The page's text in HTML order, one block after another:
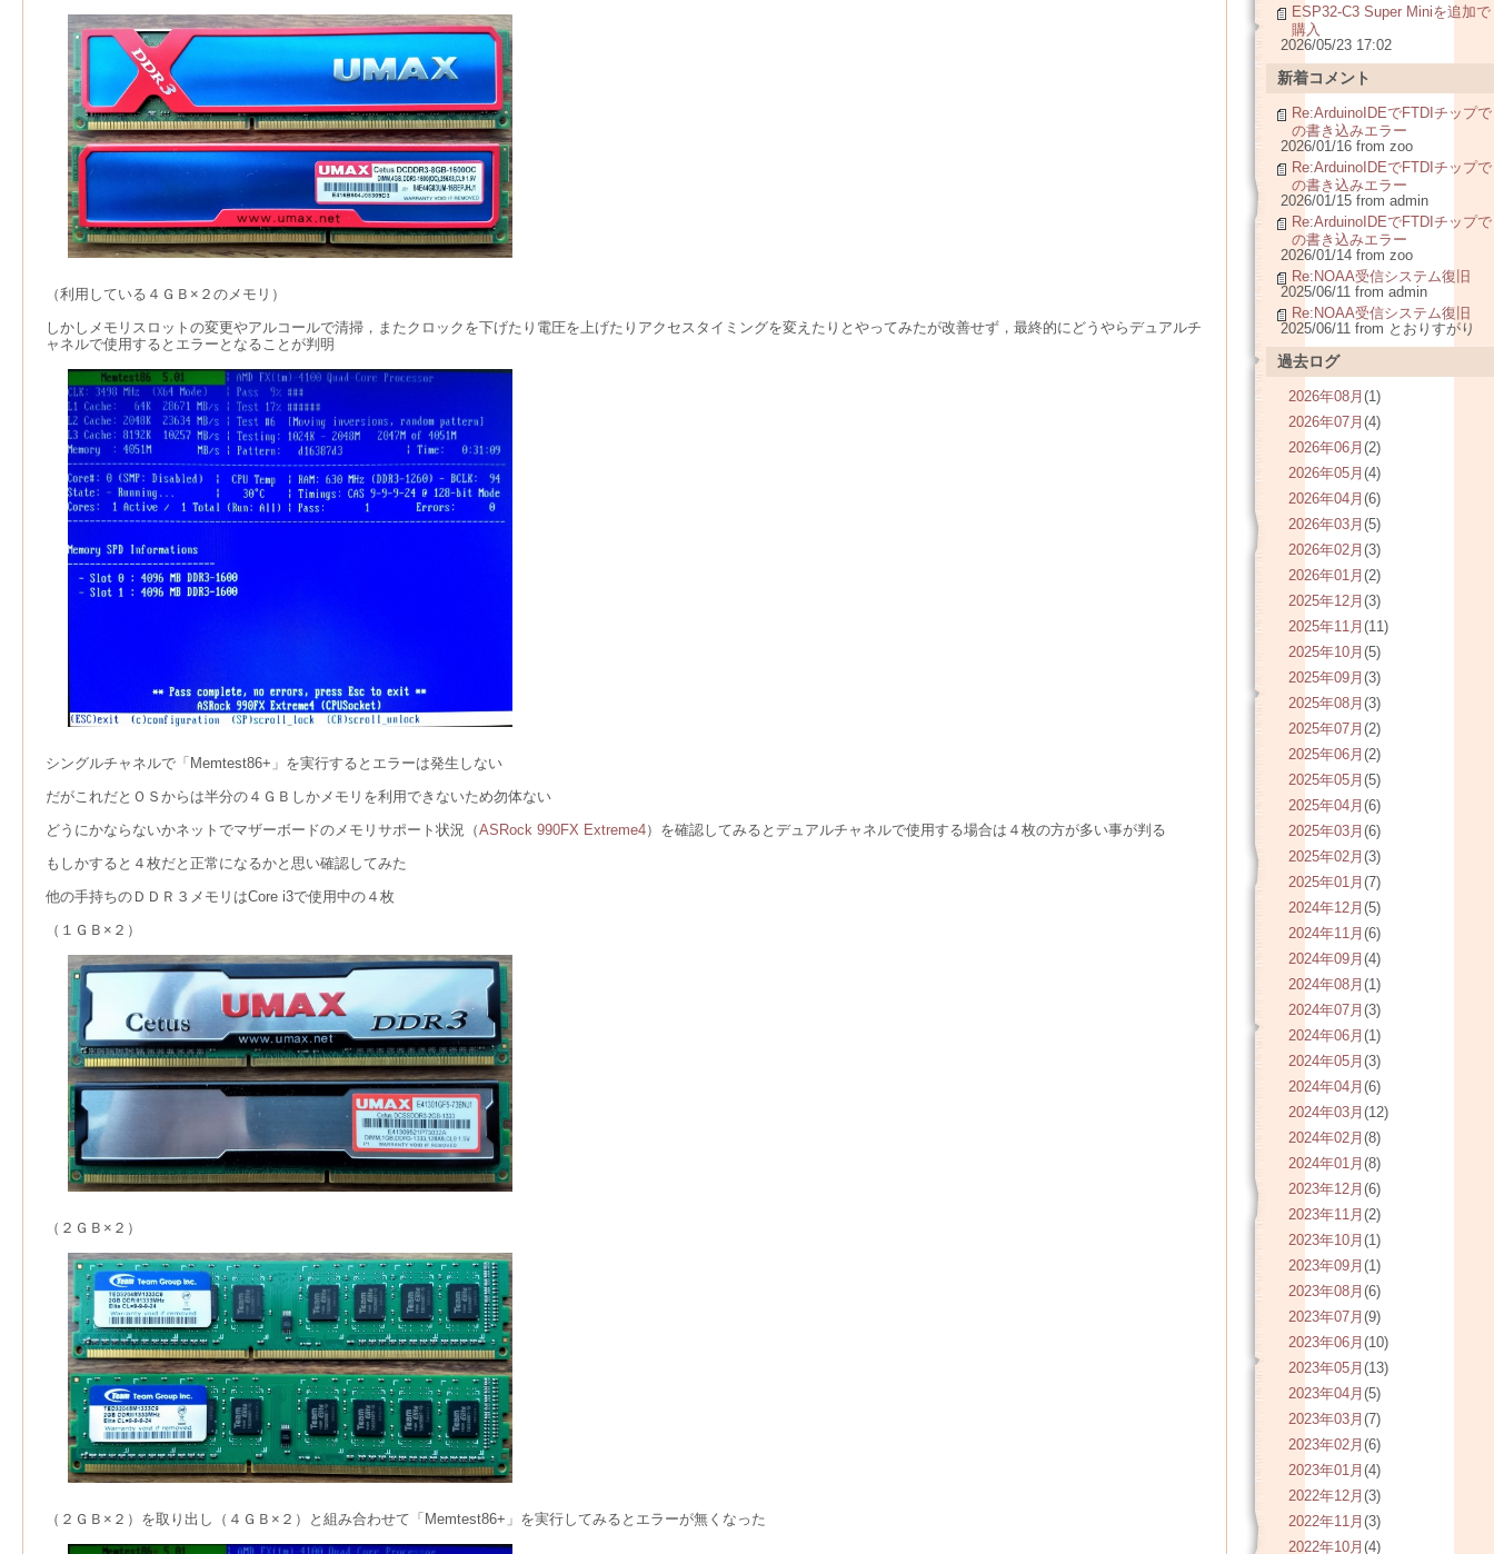
（利用している４ＧＢ×２のメモリ）
しかしメモリスロットの変更やアルコールで清掃，またクロックを下げたり電圧を上げたりアクセスタイミングを変えたりとやってみたが改善せず，最終的にどうやらデュアルチ
ャネルで使用するとエラーとなることが判明
シングルチャネルで「Memtest86+」を実行するとエラーは発生しない
だがこれだとＯＳからは半分の４ＧＢしかメモリを利用できないため勿体ない
どうにかならないかネットでマザーボードのメモリサポート状況（ASRock 990FX Extreme4）を確認してみるとデュアルチャネルで使用する場合は４枚の方が多い事が判る
もしかすると４枚だと正常になるかと思い確認してみた
他の手持ちのＤＤＲ３メモリはCore i3で使用中の４枚
（１ＧＢ×２）
（２ＧＢ×２）
（２ＧＢ×２）を取り出し（４ＧＢ×２）と組み合わせて「Memtest86+」を実行してみるとエラーが無くなった
ESP32-C3 Super Miniを追加で
購入
2026/05/23 17:02
新着コメント
Re:ArduinoIDEでFTDIチップで
の書き込みエラー
2026/01/16 from zoo
Re:ArduinoIDEでFTDIチップで
の書き込みエラー
2026/01/15 from admin
Re:ArduinoIDEでFTDIチップで
の書き込みエラー
2026/01/14 from zoo
Re:NOAA受信システム復旧
2025/06/11 from admin
Re:NOAA受信システム復旧
2025/06/11 from とおりすがり
過去ログ
2026年08月 (1)
2026年07月 (4)
2026年06月 (2)
2026年05月 (4)
2026年04月 (6)
2026年03月 (5)
2026年02月 (3)
2026年01月 (2)
2025年12月 (3)
2025年11月 (11)
2025年10月 (5)
2025年09月 (3)
2025年08月 (3)
2025年07月 (2)
2025年06月 (2)
2025年05月 (5)
2025年04月 (6)
2025年03月 (6)
2025年02月 (3)
2025年01月 (7)
2024年12月 (5)
2024年11月 (6)
2024年09月 (4)
2024年08月 (1)
2024年07月 (3)
2024年06月 (1)
2024年05月 (3)
2024年04月 (6)
2024年03月 (12)
2024年02月 (8)
2024年01月 (8)
2023年12月 (6)
2023年11月 (2)
2023年10月 (1)
2023年09月 (1)
2023年08月 (6)
2023年07月 (9)
2023年06月 (10)
2023年05月 (13)
2023年04月 (5)
2023年03月 (7)
2023年02月 (6)
2023年01月 (4)
2022年12月 (3)
2022年11月 (3)
2022年10月 (4)